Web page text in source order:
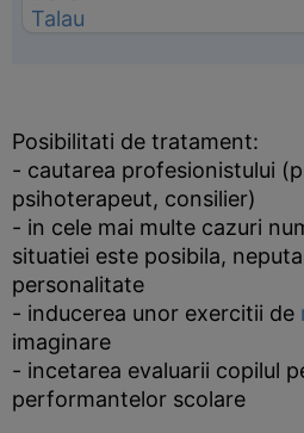
Posibilitati de tratament:
- cautarea profesionistului
psihoterapeut, consilier)
- in cele mai multe cazuri
situatiei este posibila,
personalitate
- inducerea unor exercitii de
imaginare
- incetarea evaluarii copilul
performantelor scolare